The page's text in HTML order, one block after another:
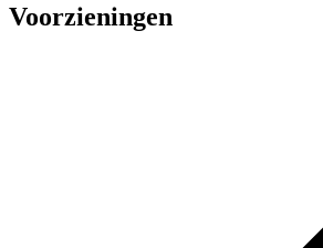
Voorzieningen